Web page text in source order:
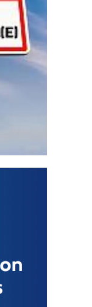
Votes